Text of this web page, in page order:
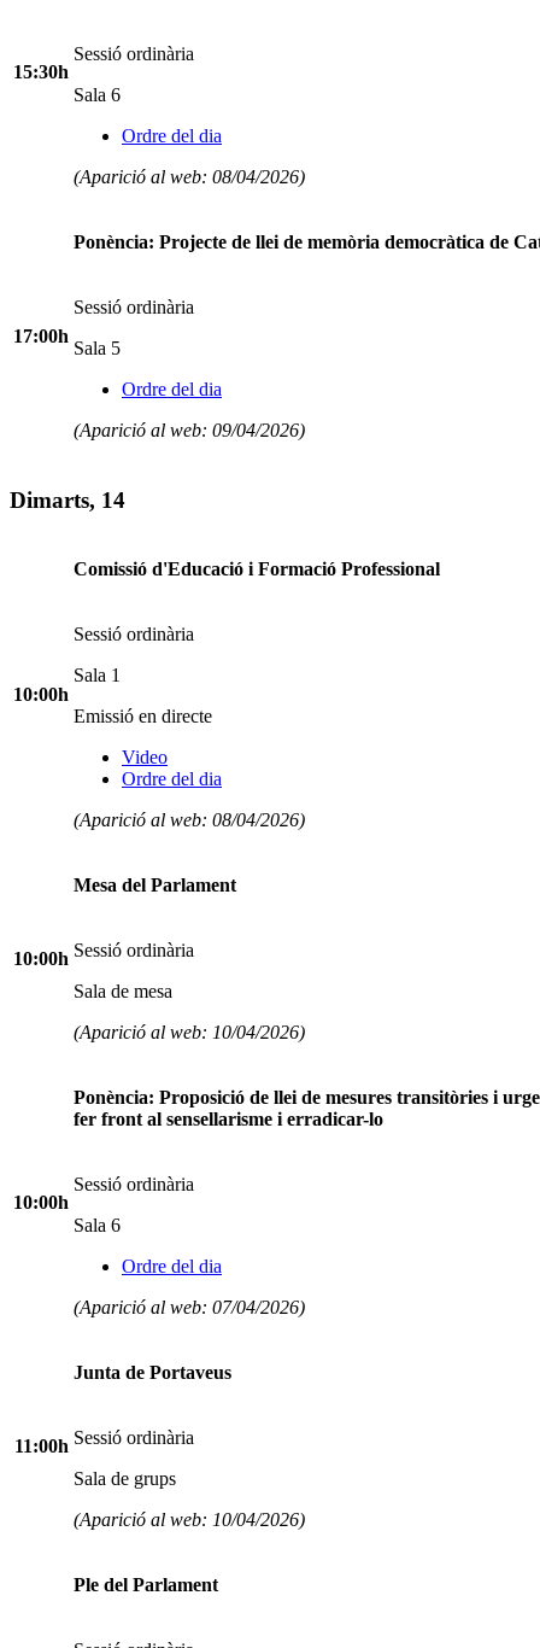
15:30h
Sessió ordinària
Sala 6
Ordre del dia
(Aparició al web: 08/04/2026)
17:00h
Ponència: Projecte de llei de memòria democràtica de
Sessió ordinària
Sala 5
Ordre del dia
(Aparició al web: 09/04/2026)
Dimarts, 14
10:00h
Comissió d'Educació i Formació Professional
Sessió ordinària
Sala 1
Emissió en directe
Video
Ordre del dia
(Aparició al web: 08/04/2026)
10:00h
Mesa del Parlament
Sessió ordinària
Sala de mesa
(Aparició al web: 10/04/2026)
10:00h
Ponència: Proposició de llei de mesures transitòries i
fer front al sensellarisme i erradicar-lo
Sessió ordinària
Sala 6
Ordre del dia
(Aparició al web: 07/04/2026)
11:00h
Junta de Portaveus
Sessió ordinària
Sala de grups
(Aparició al web: 10/04/2026)
Ple del Parlament